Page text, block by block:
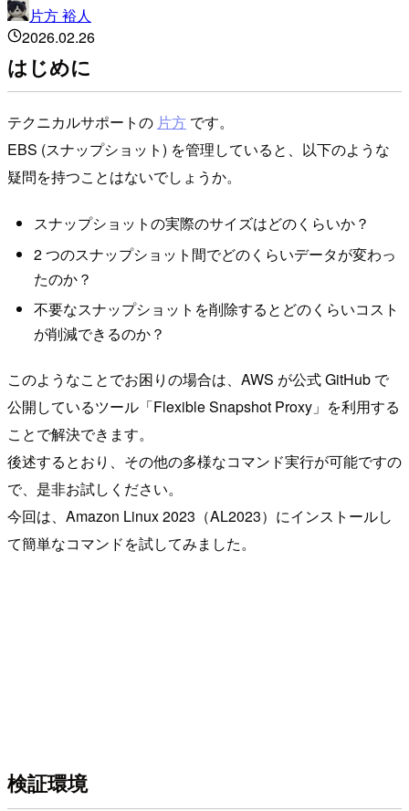
片方 裕人
2026.02.26
はじめに
テクニカルサポートの 片方 です。
EBS (スナップショット) を管理していると、以下のような
疑問を持つことはないでしょうか。
スナップショットの実際のサイズはどのくらいか？
2 つのスナップショット間でどのくらいデータが変わっ
たのか？
不要なスナップショットを削除するとどのくらいコスト
が削減できるのか？
このようなことでお困りの場合は、AWS が公式 GitHub で
公開しているツール「Flexible Snapshot Proxy」を利用する
ことで解決できます。
後述するとおり、その他の多様なコマンド実行が可能ですの
で、是非お試しください。
今回は、Amazon Linux 2023（AL2023）にインストールし
て簡単なコマンドを試してみました。
検証環境